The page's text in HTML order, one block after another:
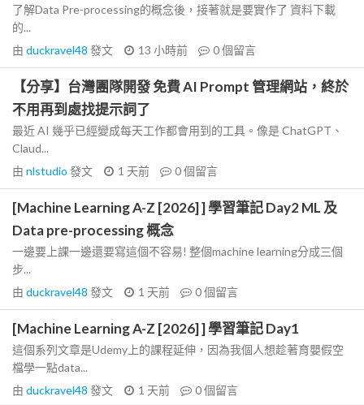
了解Data Pre-processing的概念後，接著就是要實作了 資料下載
的...
由 duckravel48 發文 13 小時前 0個留言
【分享】台灣團隊開發 免費 AI Prompt 管理網站，終於
不用再到處找提示詞了
最近 AI 幾乎已經變成每天工作都會用到的工具。像是 ChatGPT、
Claud...
由 nlstudio 發文 1 天前 0個留言
[Machine Learning A-Z [2026] ] 學習筆記 Day2 ML 及
Data pre-processing 概念
一邊要上課一邊還要寫這個不容易! 整個machine learning分成三個
步...
由 duckravel48 發文 1 天前 0個留言
[Machine Learning A-Z [2026] ] 學習筆記 Day1
這個系列文章是Udemy上的課程延伸，因為我個人想趁著育嬰假空
檔學一點data...
由 duckravel48 發文 1 天前 0個留言